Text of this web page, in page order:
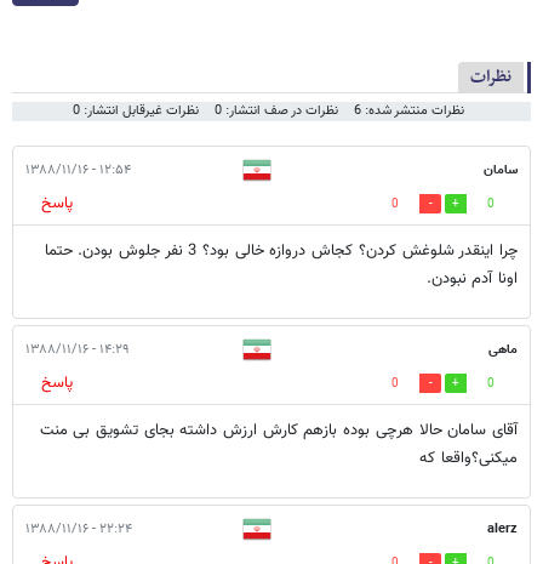
نظرات
نظرات منتشر شده: 6 نظرات در صف انتشار: 0 نظرات غیرقابل انتشار: 0
سامان ۱۲:۵۴ - ۱۳۸۸/۱۱/۱۶
0
0
پاسخ
چرا اینقدر شلوغش کردن؟ کجاش دروازه خالی بود؟ 3 نفر جلوش بودن. حتما
اونا آدم نبودن.
ماهی ۱۴:۲۹ - ۱۳۸۸/۱۱/۱۶
0
0
پاسخ
آقای سامان حالا هرچی بوده بازهم کارش ارزش داشته بجای تشویق بی منت
میکنی؟واقعا که
alerz ۲۲:۲۴ - ۱۳۸۸/۱۱/۱۶